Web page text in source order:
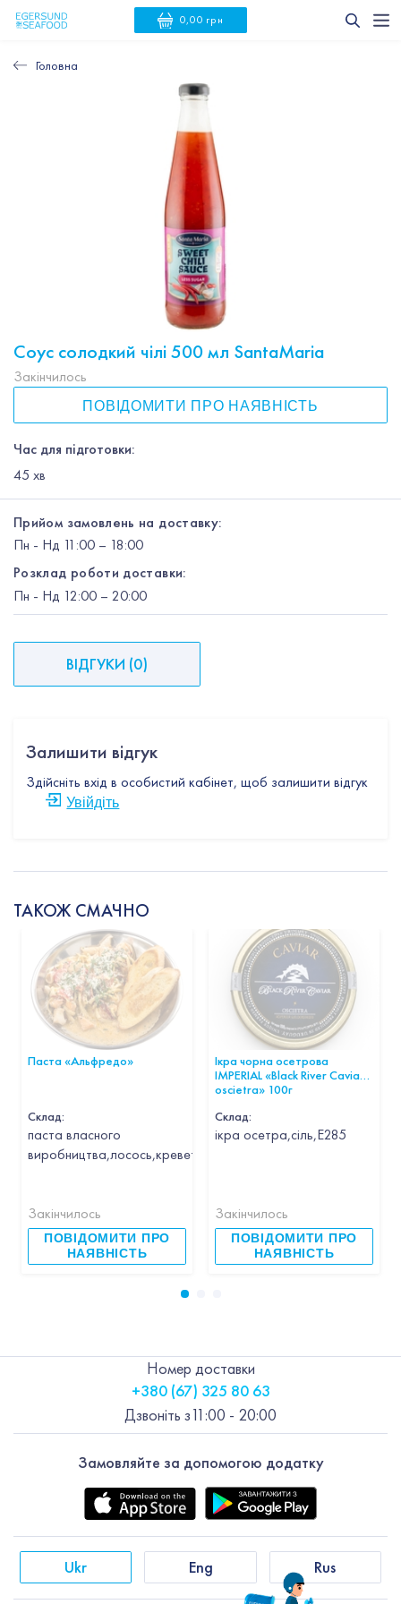
0,00 грн
Головна
Соус солодкий чілі 500 мл SantaMaria
Час для підготовки:
45 хв
Закінчилось
ПОВІДОМИТИ ПРО НАЯВНІСТЬ
Прийом замовлень на доставку:
Пн - Нд 11:00 – 18:00
Розклад роботи доставки:
Пн - Нд 12:00 – 20:00
ВІДГУКИ (0)
Залишити відгук
Здійсніть вхід в особистий кабінет, щоб залишити відгук
Увійдіть
ТАКОЖ СМАЧНО
Паста «Альфредо»
Склад:
паста власного
Закінчилось
ПОВІДОМИТИ ПРО
НАЯВНІСТЬ
Ікра чорна осетрова
IMPERIAL «Black River Caviar
oscietra» 100г
Склад:
ікра осетра,сіль,Е285
Закінчилось
ПОВІДОМИТИ ПРО
НАЯВНІСТЬ
Замовляйте за допомогою додатку
Ukr Eng Rus
Номер доставки
+380 (67) 325 80 63
Дзвоніть з11:00 - 20:00